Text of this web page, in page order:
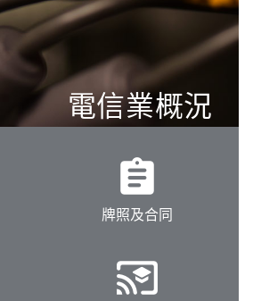
電信業概況
assignment
牌照及合同
cast_for_education